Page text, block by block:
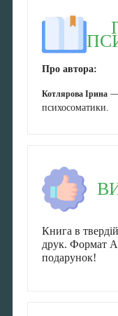
Про автора:
Котлярова Ірина—
психосоматики.
Книга в
друк. Формат
подарунок!